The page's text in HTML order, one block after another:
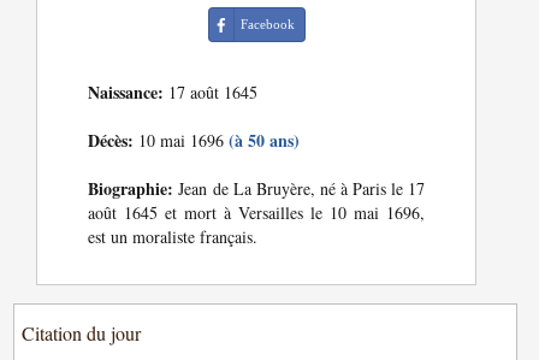
Facebook
Naissance: 17 août 1645
Décès: 10 mai 1696(à 50 ans)
Biographie: Jean de La Bruyère, né à Paris le 17
août 1645 et mort à Versailles le 10 mai 1696,
est un moraliste français.
Citation du jour